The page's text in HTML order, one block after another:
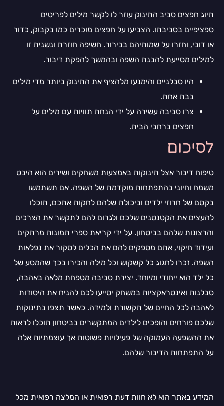
תיוג חפצים סביב התינוק עוזר לו לקשר מילים לפריטים
ספציפיים בסביבתו. הצביעו על חפצים מוכרים כמו בקבוק, כדור
או דובי, וחזרו על שמותיהם בבירור. חשיפה חוזרת ונשנית זו
למילים מסייעת להבנת השפה ובהמשך להפקת דיבור.
היו סבלניים והימנעו מלהציף את התינוק ביותר מדי מילים
בבת אחת.
צרו סביבה עשירה על ידי הנחת תוויות עם מילים על
חפצים ברחבי הבית.
לסיכום
טיפוח דיבור אצל תינוקות באמצעות משחקים ושירים הוא היבט
משמח וחיוני בהתפתחות מוקדמת של השפה. אם תשתמשו
בקסם של חרוזי ילדים וביכולת שלהם לחקות אתכם, תוכלו
להעצים את הקטנטנים שלכם ולגרום להם לתקשר את הצרכים
והרצונות שלהם בביטחון. על ידי קריאת ספרי תמונות מרתקים
ועידוד חיקוי, אתם מספקים להם את הכלים לסקור את נפלאות
השפה. זכרו לחגוג כל קשקוש וכל מילה והכירו בכך שהמסע של
כל ילד הוא ייחודי ומיוחד. יצירת סביבה מטפחת מלאה באהבה,
סבלנות ואינטראקציות במשחק יסייעו לכם להניח את היסודות
לאהבה לכל החיים של תקשורת ולמידה. כאשר תצפו בתינוקות
שלכם פורחים והופכים לילדים המתקשרים בביטחון תוכלו לראות
את ההשפעה העמוקה של פעילויות פשוטות אך עוצמתיות אלה
על התפתחות הדיבור שלהם.
המידע באתר הוא לא חוות דעת רפואית או המלצה רפואית מכל